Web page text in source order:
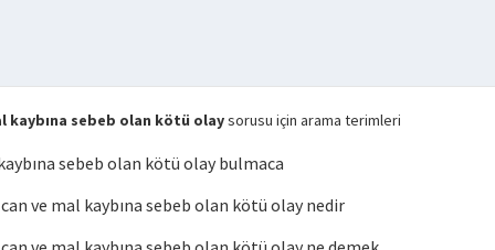
kaybına sebeb olan kötü olaysorusu için arama terimleri
sebeb olan kötü olay bulmaca
ve mal kaybına sebeb olan kötü olay nedir